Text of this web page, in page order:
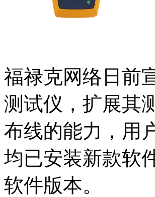
福禄克网络日前
测试仪，扩展其
布线的能力，用
均已安装新款软
软件版本。